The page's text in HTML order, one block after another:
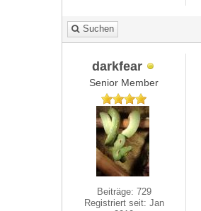
Suchen
darkfear
Senior Member
Beiträge: 729
Registriert seit: Jan